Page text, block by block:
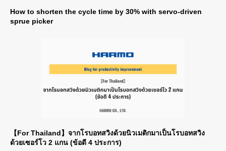
How to shorten the cycle time by 30% with servo-driven
sprue picker
【For Thailand】จากโรบอทสวิงด้วยนิวเมติกมาเป็นโรบอทสวิง
ด้วยเซอร์โว 2 แกน (ข้อดี 4 ประการ)